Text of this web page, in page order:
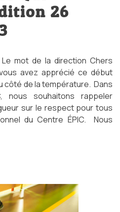
26
mot de la direction Chers
avez apprécié ce début
côté de la température. Dans
nous souhaitons rappeler
sur le respect pour tous
du Centre ÉPIC. Nous